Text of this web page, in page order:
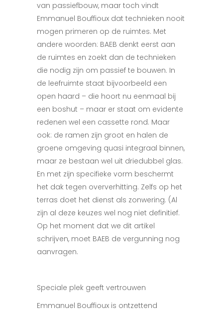
van passiefbouw, maar toch vindt
Emmanuel Bouffioux dat technieken nooit
mogen primeren op de ruimtes. Met
andere woorden: BAEB denkt eerst aan
de ruimtes en zoekt dan de technieken
die nodig zijn om passief te bouwen. In
de leefruimte staat bijvoorbeeld een
open haard – die hoort nu eenmaal bij
een boshut – maar er staat om evidente
redenen wel een cassette rond. Maar
ook: de ramen zijn groot en halen de
groene omgeving quasi integraal binnen,
maar ze bestaan wel uit driedubbel glas.
En met zijn specifieke vorm beschermt
het dak tegen oververhitting. Zelfs op het
terras doet het dienst als zonwering. (Al
zijn al deze keuzes wel nog niet definitief.
Op het moment dat we dit artikel
schrijven, moet BAEB de vergunning nog
aanvragen.
Speciale plek geeft vertrouwen
Emmanuel Bouffioux is ontzettend